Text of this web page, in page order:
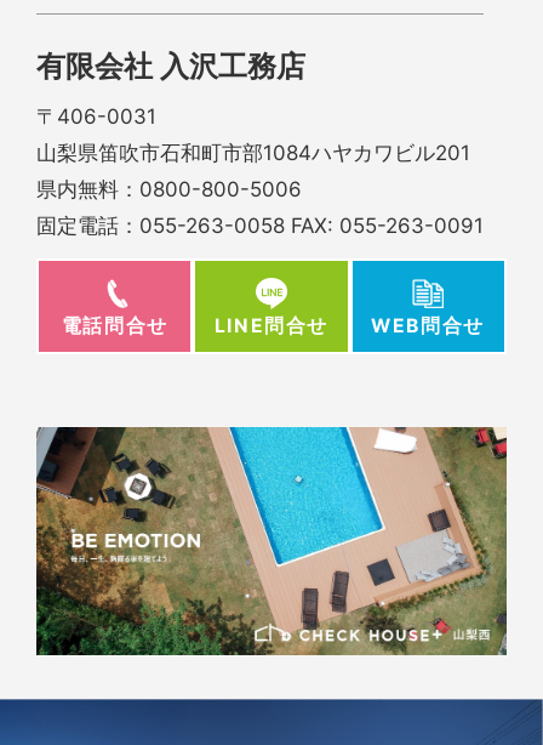
有限会社 入沢工務店
〒406-0031
山梨県笛吹市石和町市部1084ハヤカワビル201
県内無料： 0800-800-5006
固定電話： 055-263-0058 FAX: 055-263-0091
電話問合せ LINE問合せ WEB問合せ